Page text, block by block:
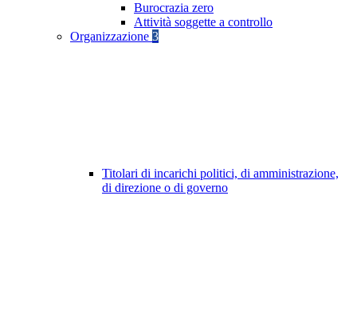
Burocrazia zero
Attività soggette a controllo
Organizzazione 3
Titolari di incarichi politici, di amministrazione,
di direzione o di governo